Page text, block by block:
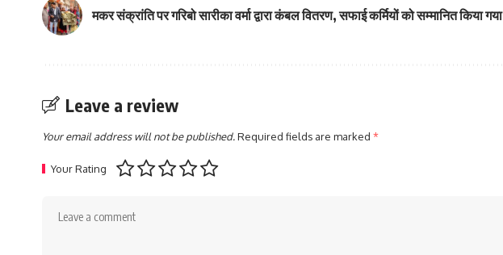
मकर संक्रांति पर गरिबो सारीका वर्मा द्वारा कंबल वितरण, सफाई कर्मियों को सम्मानित किया गया
Leave a review
Your email address will not be published.Required fields are marked *
Your Rating